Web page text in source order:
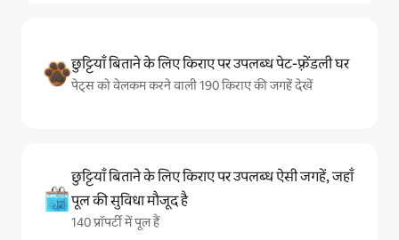
छुट्टियाँ बिताने के लिए किराए पर उपलब्ध पेट-फ़्रेंडली घर
पेट्स को वेलकम करने वाली 190 किराए की जगहें देखें
छुट्टियाँ बिताने के लिए किराए पर उपलब्ध ऐसी जगहें, जहाँ
पूल की सुविधा मौजूद है
140 प्रॉपर्टी में पूल हैं